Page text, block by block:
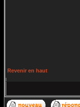
Revenir en haut